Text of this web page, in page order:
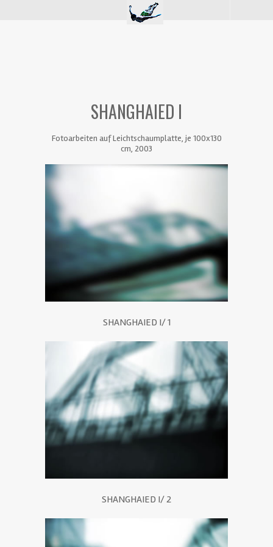
SHANGHAIED I
Fotoarbeiten auf Leichtschaumplatte, je 100x130
cm, 2003
SHANGHAIED I/ 1
SHANGHAIED I/ 2